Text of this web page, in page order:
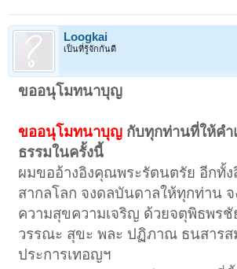
Loogkai
เป็นที่รู้จักกันดี
ขออนุโมทนาบุญ
ขออนุโมทนาบุญ กับทุกท่านที่ให้ค
ธรรมในครั้งนี้
ผมขออ้างอิงคุณพระรัตนตรัย อีกทั้ง
สากลโลก จงดลบันดาลให้ทุกท่าน
ความสุขความเจริญ ด้วยจตุพิธพร
วรรณะ สุขะ พละ ปฏิภาณ ธนสาร
ประการเทอญฯ